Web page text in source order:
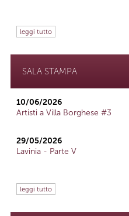
leggi tutto
SALA STAMPA
10/06/2026
Artisti a Villa Borghese #3
29/05/2026
Lavinia - Parte V
leggi tutto